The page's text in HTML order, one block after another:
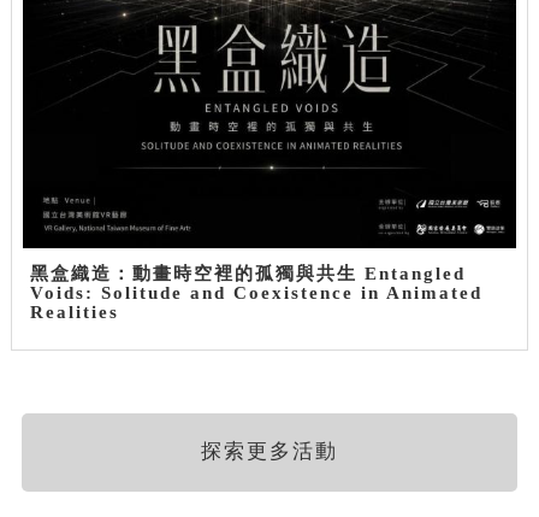
黑盒織造：動畫時空裡的孤獨與共生 Entangled
Voids: Solitude and Coexistence in Animated
Realities
探索更多活動